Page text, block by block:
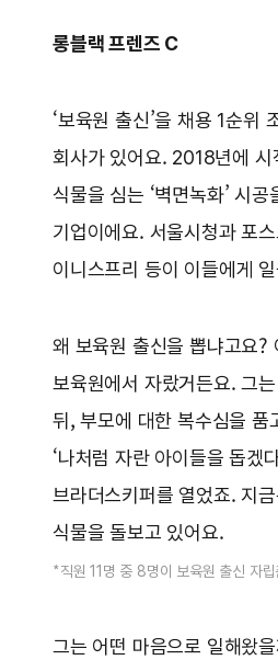
롱블랙 프렌즈 C
‘보육원 출신’을 채용 1순위
회사가 있어요. 2018년에 시
식물을 심는 ‘벽면녹화’ 시
기업이에요. 서울시청과 포
이니스프리 등이 이들에게
왜 보육원 출신을 뽑냐고요?
보육원에서 자랐거든요. 그
뒤, 부모에 대한 복수심을 품
‘나처럼 자란 아이들을 돕겠
브라더스키퍼를 열었죠. 지
식물을 돌보고 있어요.
*직원 11명 중 8명이 보육원 출신 자립
그는 어떤 마음으로 일해왔